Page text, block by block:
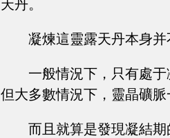
天丹。
凝煉這靈露天丹本身并
一般情況下，只有處
但大多數情況下，靈晶礦脈
而且就算是發現凝結